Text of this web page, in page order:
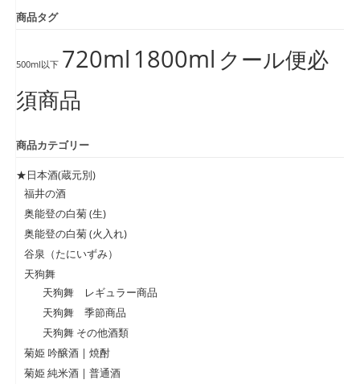
商品タグ
500ml以下 720ml 1800ml クール便必
須商品
商品カテゴリー
★日本酒(蔵元別)
福井の酒
奥能登の白菊 (生)
奥能登の白菊 (火入れ)
谷泉（たにいずみ）
天狗舞
天狗舞 レギュラー商品
天狗舞 季節商品
天狗舞 その他酒類
菊姫 吟醸酒 | 焼酎
菊姫 純米酒 | 普通酒